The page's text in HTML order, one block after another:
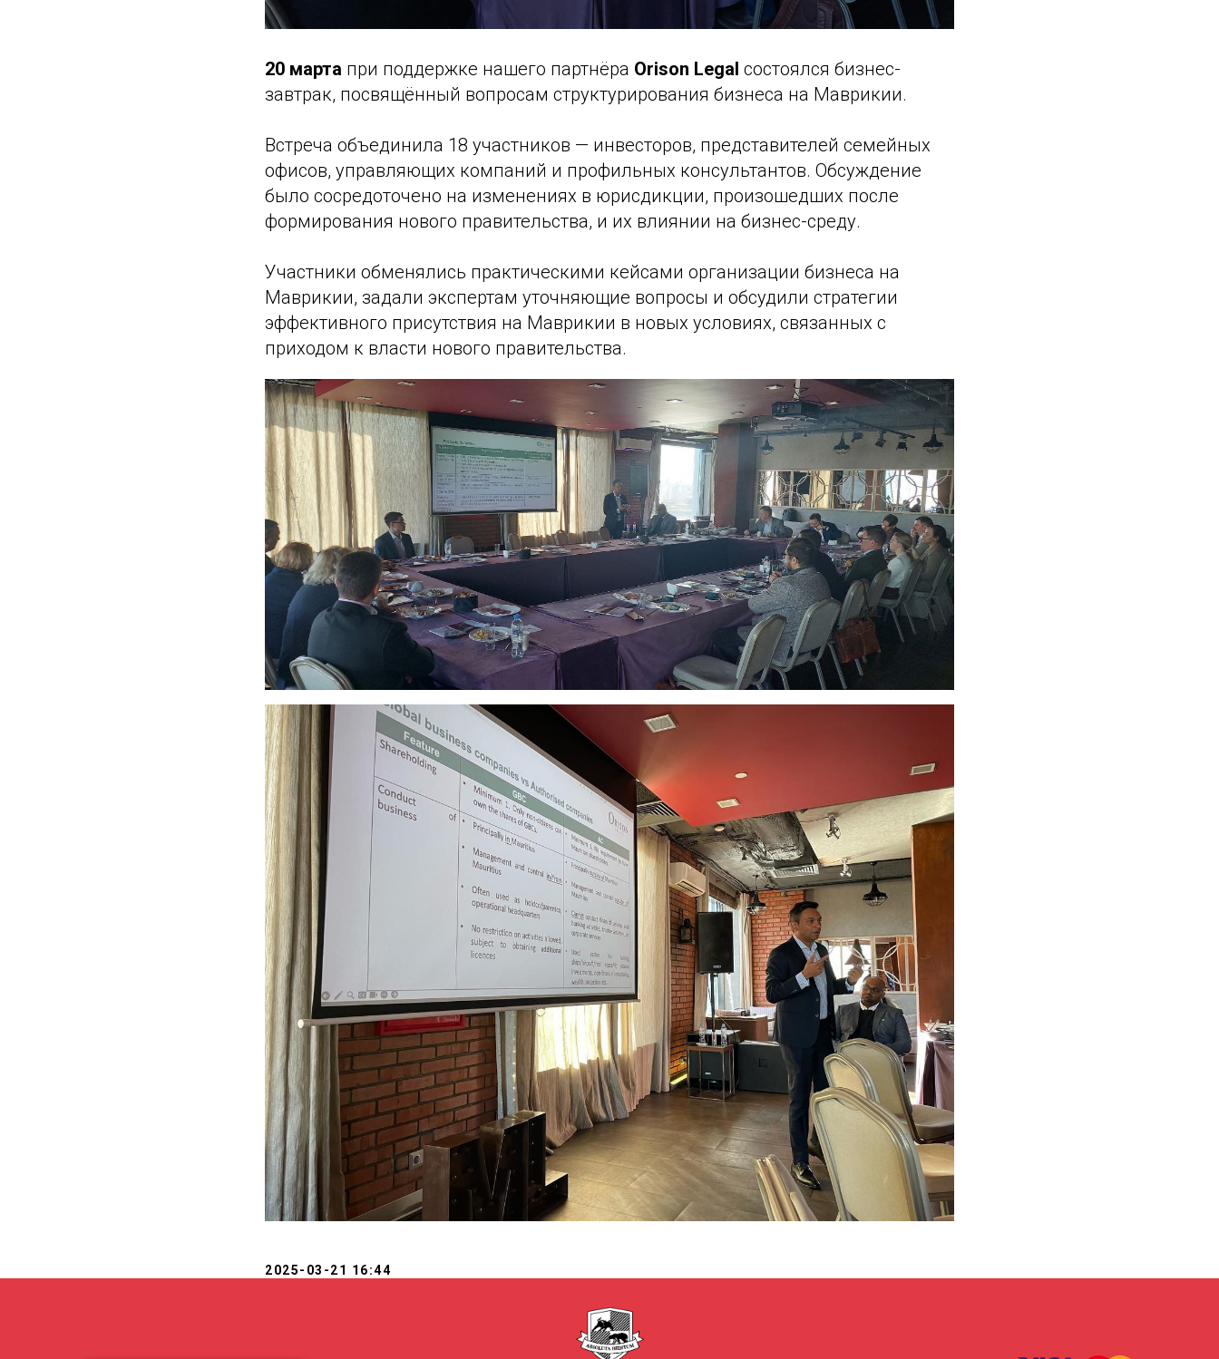
20 марта при поддержке нашего партнёра Orison Legal состоялся бизнес-
завтрак, посвящённый вопросам структурирования бизнеса на Маврикии.
Встреча объединила 18 участников — инвесторов, представителей семейных
офисов, управляющих компаний и профильных консультантов. Обсуждение
было сосредоточено на изменениях в юрисдикции, произошедших после
формирования нового правительства, и их влиянии на бизнес-среду.
Участники обменялись практическими кейсами организации бизнеса на
Маврикии, задали экспертам уточняющие вопросы и обсудили стратегии
эффективного присутствия на Маврикии в новых условиях, связанных с
приходом к власти нового правительства.
2025-03-21 16:44